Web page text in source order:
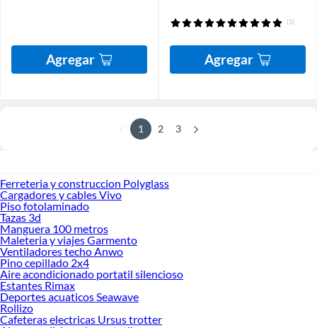
Agregar
(1)
Agregar
1 2 3
Ferreteria y construccion Polyglass
Cargadores y cables Vivo
Piso fotolaminado
Tazas 3d
Manguera 100 metros
Maleteria y viajes Garmento
Ventiladores techo Anwo
Pino cepillado 2x4
Aire acondicionado portatil silencioso
Estantes Rimax
Deportes acuaticos Seawave
Rollizo
Cafeteras electricas Ursus trotter